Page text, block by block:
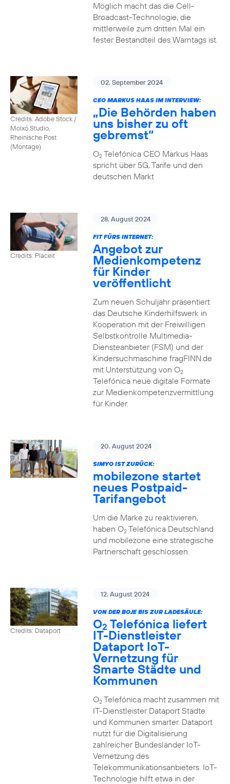
Möglich macht das die Cell-
Broadcast-Technologie, die
mittlerweile zum dritten Mal ein
fester Bestandteil des Warntags ist.
Credits: Adobe Stock /
Moixó Studio,
Rheinische Post
(Montage)
02. September 2024
CEO MARKUS HAAS IM INTERVIEW:
„Die Behörden haben
uns bisher zu oft
gebremst“
O2Telefónica CEO Markus Haas
spricht über 5G, Tarife und den
deutschen Markt
Credits: Placeit
28. August 2024
FIT FÜRS INTERNET:
Angebot zur
Medienkompetenz
für Kinder
veröffentlicht
Zum neuen Schuljahr präsentiert
das Deutsche Kinderhilfswerk in
Kooperation mit der Freiwilligen
Selbstkontrolle Multimedia-
Diensteanbieter (FSM) und der
Kindersuchmaschine fragFINN.de
mit Unterstützung von O2
Telefónica neue digitale Formate
zur Medienkompetenzvermittlung
für Kinder.
20. August 2024
SIMYO IST ZURÜCK:
mobilezone startet
neues Postpaid-
Tarifangebot
Um die Marke zu reaktivieren,
haben O2Telefónica Deutschland
und mobilezone eine strategische
Partnerschaft geschlossen.
Credits: Dataport
12. August 2024
VON DER BOJE BIS ZUR LADESÄULE:
O2 Telefónica liefert
IT-Dienstleister
Dataport IoT-
Vernetzung für
Smarte Städte und
Kommunen
O2Telefónica macht zusammen mit
IT-Dienstleister Dataport Städte
und Kommunen smarter. Dataport
nutzt für die Digitalisierung
zahlreicher Bundesländer IoT-
Vernetzung des
Telekommunikationsanbieters. IoT-
Technologie hilft etwa in der